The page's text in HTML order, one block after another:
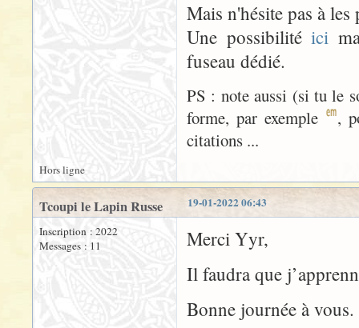
Mais n'hésite pas à
Une possibilitéici
fuseau dédié.
PS : note aussi (si tu le
forme, par exemple
,
citations ...
Hors ligne
19-01-2022 06:43
Tcoupi le Lapin Russe
Inscription : 2022
Messages : 11
Merci Yyr,
Il faudra que
Bonne journée à vous.